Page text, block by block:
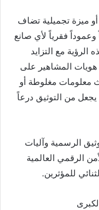
ميزة تجميلية تضاف
فقرياً لأي صانع
مع التزايد
هويات المشاهير على
معلومات مغلوطة أو
من التوثيق درعاً
الرسمية وآليات
الرقمي العالمية
للمؤثرين.